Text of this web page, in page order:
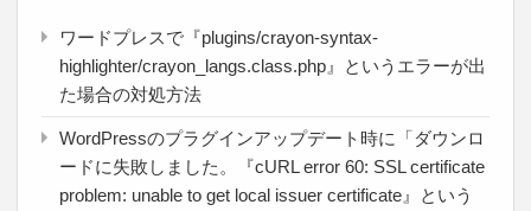
ワードプレスで『plugins/crayon-syntax-
highlighter/crayon_langs.class.php』というエラーが出
た場合の対処方法
WordPressのプラグインアップデート時に「ダウンロ
ードに失敗しました。『cURL error 60: SSL certificate
problem: unable to get local issuer certificate』という